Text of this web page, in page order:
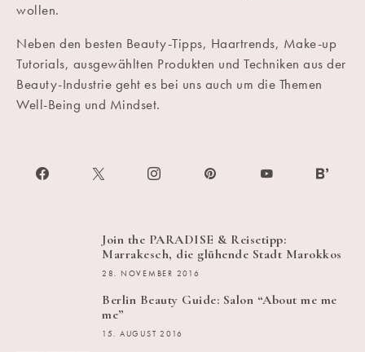
wollen.
Neben den besten Beauty-Tipps, Haartrends, Make-up
Tutorials, ausgewählten Produkten und Techniken aus der
Beauty-Industrie geht es bei uns auch um die Themen
Well-Being und Mindset.
Join the PARADISE & Reisetipp:
Marrakesch, die glühende Stadt Marokkos
28. NOVEMBER 2016
Berlin Beauty Guide: Salon “About me me
me”
15. AUGUST 2016